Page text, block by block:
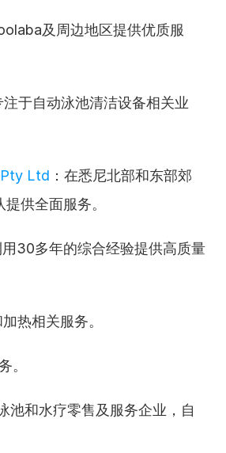
及周边地区提供优质服
注于自动泳池清洁设备相关业
Ltd ：在悉尼北部和东部郊
供全面服务。
30多年的综合经验提供高质量
热相关服务。
。
池和水疗零售及服务企业，自